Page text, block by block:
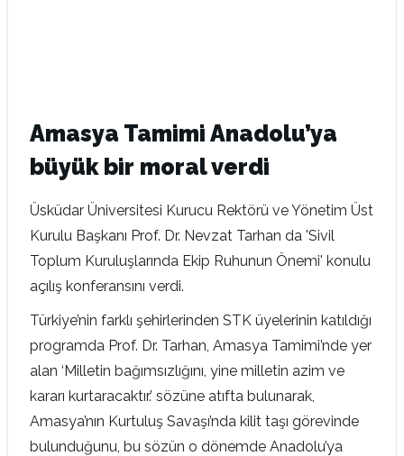
Amasya Tamimi Anadolu’ya
büyük bir moral verdi
Üsküdar Üniversitesi Kurucu Rektörü ve Yönetim Üst
Kurulu Başkanı Prof. Dr. Nevzat Tarhan da 'Sivil
Toplum Kuruluşlarında Ekip Ruhunun Önemi' konulu
açılış konferansını verdi.
Türkiye’nin farklı şehirlerinden STK üyelerinin katıldığı
programda Prof. Dr. Tarhan, Amasya Tamimi’nde yer
alan ‘Milletin bağımsızlığını, yine milletin azim ve
kararı kurtaracaktır.’ sözüne atıfta bulunarak,
Amasya’nın Kurtuluş Savaşı’nda kilit taşı görevinde
bulunduğunu, bu sözün o dönemde Anadolu’ya